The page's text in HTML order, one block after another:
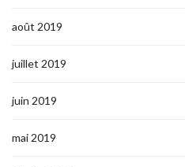
août 2019
juillet 2019
juin 2019
mai 2019